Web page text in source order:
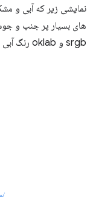
های بسیار پر جنب و
srgb و oklab رنگ آبی تیره تری تولید می کنند.